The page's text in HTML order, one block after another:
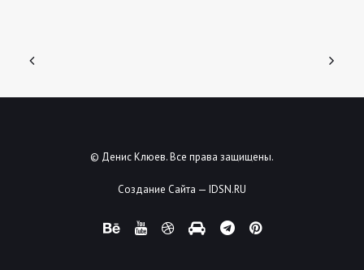
© Денис Клюев. Все права защищены.
Создание Сайта — IDSN.RU